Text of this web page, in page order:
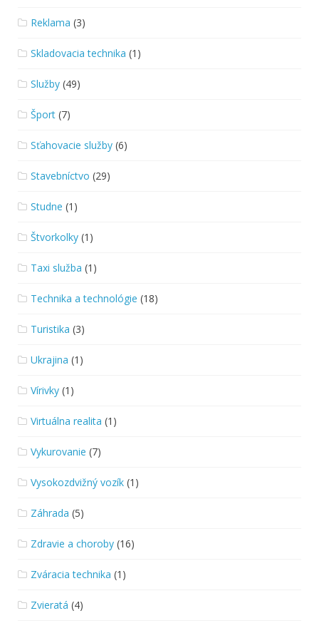
Reklama (3)
Skladovacia technika (1)
Služby (49)
Šport (7)
Sťahovacie služby (6)
Stavebníctvo (29)
Studne (1)
Štvorkolky (1)
Taxi služba (1)
Technika a technológie (18)
Turistika (3)
Ukrajina (1)
Vírivky (1)
Virtuálna realita (1)
Vykurovanie (7)
Vysokozdvižný vozík (1)
Záhrada (5)
Zdravie a choroby (16)
Zváracia technika (1)
Zvieratá (4)